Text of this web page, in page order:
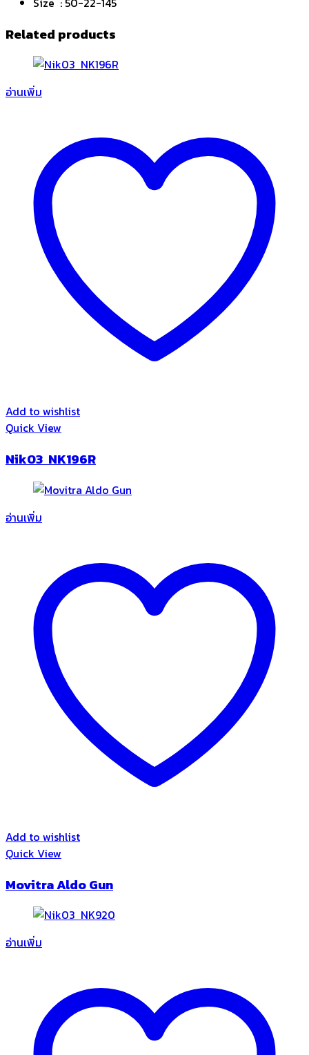
Related products
อ่านเพิ่ม
Add to wishlist
Quick View
Nik03 NK196R
อ่านเพิ่ม
Add to wishlist
Quick View
Movitra Aldo Gun
อ่านเพิ่ม